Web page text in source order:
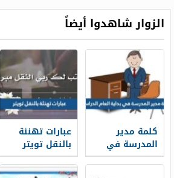
الزوار شاهدوا أيضاً
كلمة مدير
المدرسة في
بداية العام
الدراسي 1448
عبارات تهنئة
بالنقل تويتر
1448 بالصور